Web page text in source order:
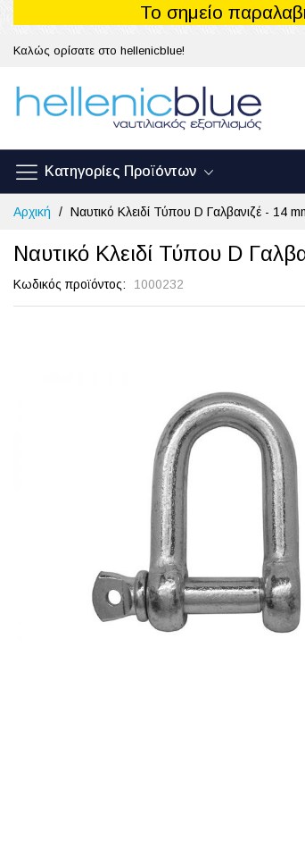
Το σημείο
Καλώς ορίσατε στο hellenicblue!
Κατηγορίες Προϊόντων
Μετάβαση
στο
Αρχική Ναυτικό Κλειδί Τύπου D Γαλβανιζέ - 14
Ναυτικό Κλειδί Τύπου D
Κωδικός προϊόντος 1000232